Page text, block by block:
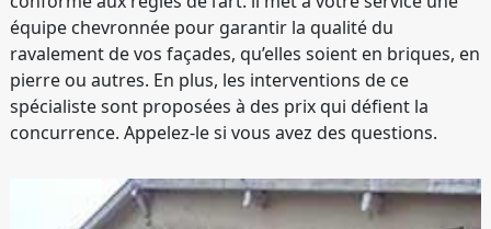
équipe chevronnée pour garantir la qualité du
ravalement de vos façades, qu’elles soient en briques, en
pierre ou autres. En plus, les interventions de ce
spécialiste sont proposées à des prix qui défient la
concurrence. Appelez-le si vous avez des questions.